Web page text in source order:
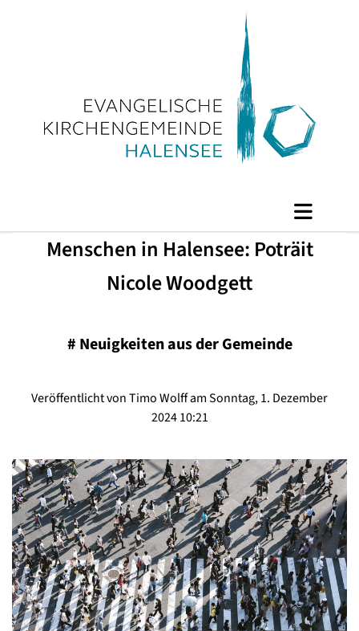
Menschen in Halensee: Poträit
Nicole Woodgett
# Neuigkeiten aus der Gemeinde
Veröffentlicht von Timo Wolff am Sonntag, 1. Dezember
2024 10:21